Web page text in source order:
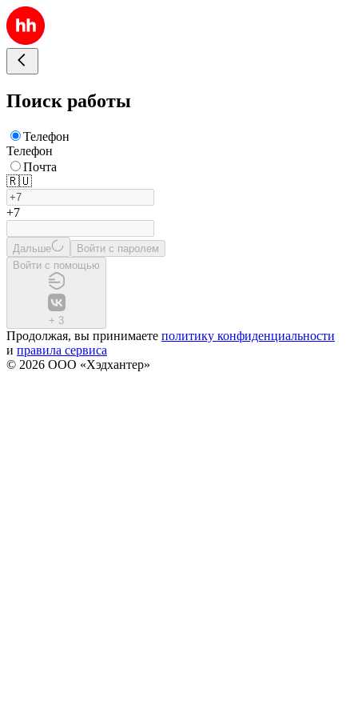
Поиск работы
Телефон
Телефон
Почта
🇷🇺
+7
Дальше
Войти с паролем
Войти с помощью
+ 3
Продолжая, вы принимаете политику конфиденциальности
и правила сервиса
© 2026 ООО «Хэдхантер»